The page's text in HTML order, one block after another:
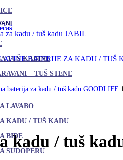
TUŠ KABINE
– TUŠ STENE
LAVABO
KADU / TUŠ KADU
BIDE
SUDOPERU
BATERIJE ZA KADU / TUŠ
baterija za kadu / tuš kadu GOODLIFE
kadu / tuš